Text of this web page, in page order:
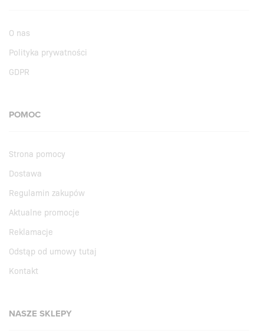
O nas
Polityka prywatności
GDPR
POMOC
Strona pomocy
Dostawa
Regulamin zakupów
Aktualne promocje
Reklamacje
Odstąp od umowy tutaj
Kontakt
NASZE SKLEPY